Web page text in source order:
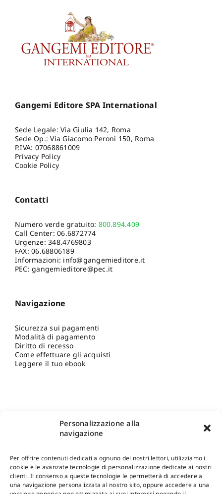
Personalizzazione alla
navigazione
Per offrire contenuti dedicati a ognuno dei nostri lettori, utilizziamo i
cookie e le avanzate tecnologie di personalizzazione dedicate ai nostri
clienti. Il consenso a queste tecnologie le permetterà di accedere a
una navigazione personalizzata al nostro sito, oppure accedere a una
Gangemi Editore SPA International
Sede Legale: Via Giulia 142, Roma
Sede Op.: Via Giacomo Peroni 150, Roma
P.IVA: 07068861009
Privacy Policy
Cookie Policy
Contatti
Numero verde gratuito: 800.894.409
Call Center:06.6872774
Urgenze:348.4769803
FAX: 06.68806189
Informazioni: info@gangemieditore.it
PEC: gangemieditore@pec.it
Navigazione
Sicurezza sui pagamenti
Modalità di pagamento
Diritto di recesso
Come effettuare gli acquisti
Leggere il tuo ebook
Shop Gangemi Editore-Pagamenti Sicuri e anche Rateali